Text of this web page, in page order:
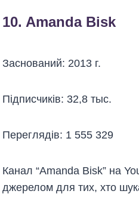
10. Amanda Bisk
Заснований: 2013 г.
Підписчиків: 32,8 тыс.
Переглядів: 1 555 329
Канал “Amanda Bisk” на
джерелом для тих, хто